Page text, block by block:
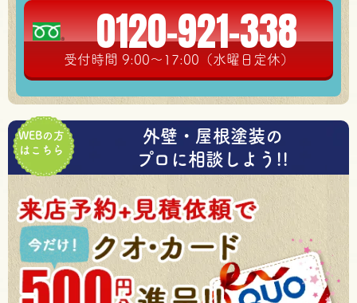
0120-921-338
受付時間 9:00～17:00（水曜日定休）
WEBの方
はこちら
外壁・屋根塗装の
プロに相談しよう!!